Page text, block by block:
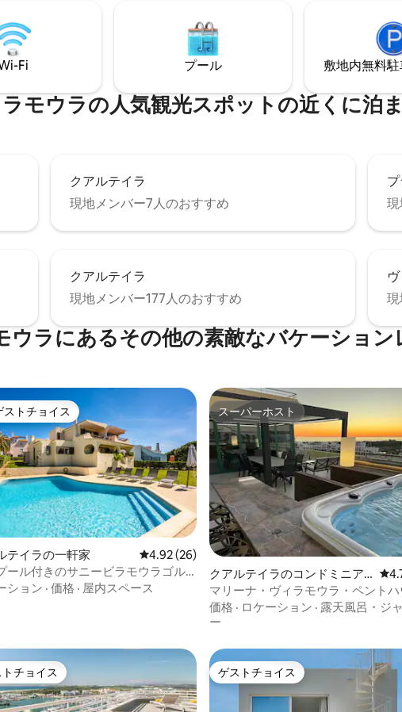
プール（深さ1～2メートル）とバー
ー、屋外ダイニングがあります。6
ンラウンジャーで太陽を浴びまし
ょう。 理想的な夏の休暇が待っています:)
Fi プール 敷地内無料
モウラの人気観光スポットの近くに泊
クアルテイラ
現地メンバー7人のおすすめ
クアルテイラ
現地メンバー177人のおすすめ
ウラにあるその他の素敵なバケーション
星中5.0つ星の平均評価
評のゲストチョイスです。
ストチョイス
テイラの一軒家 レビュー26件、5つ星中4.92つ星の平均評価
4.92 (26)
ール付きのサニービラモウラゴル
ラ
ション · 価格 · 屋内スペース
スーパーホスト
スーパーホスト
クアルテイラのコンドミニア
ム
レ
マリーナ・ヴィラモウラ・ペントハ
ス・アクアマー606
価格 · ロケーション · 露天風呂・ジ
ー
トチョイス
チョイス ゲストチョイス
ゲストチョイス